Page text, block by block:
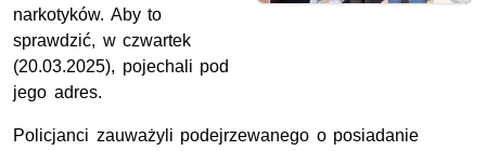
narkotyków. Aby to
sprawdzić, w czwartek
(20.03.2025), pojechali pod
jego adres.
Policjanci zauważyli podejrzewanego o posiadanie